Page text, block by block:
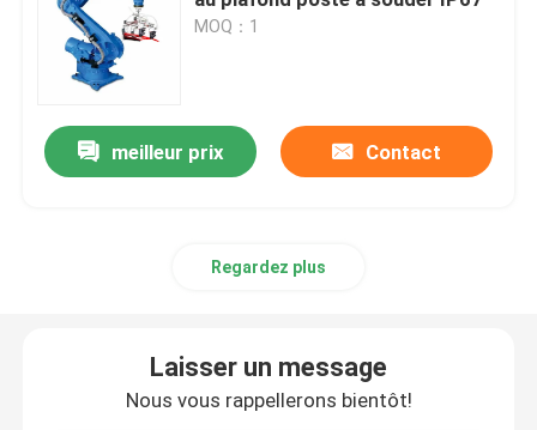
Bras de robot de Yaskawa
vision du robot 3D
Dispositif de couverture de robot
MOQ：1
meilleur prix Contact
Regardez plus
Laisser un message
Nous vous rappellerons bientôt!